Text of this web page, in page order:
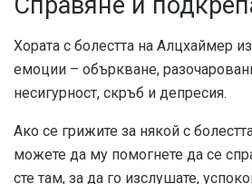
Хората с болестта на Алцхаймер
емоции – объркване,
несигурност, скръб и депресия.
Ако се грижите за някой с
можете да му помогнете да се
сте там, за да го изслушате,